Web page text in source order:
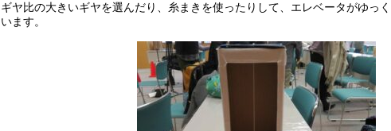
ギヤ比の大きいギヤを選んだり、糸まきを使ったりして、エレベータがゆっ
います。